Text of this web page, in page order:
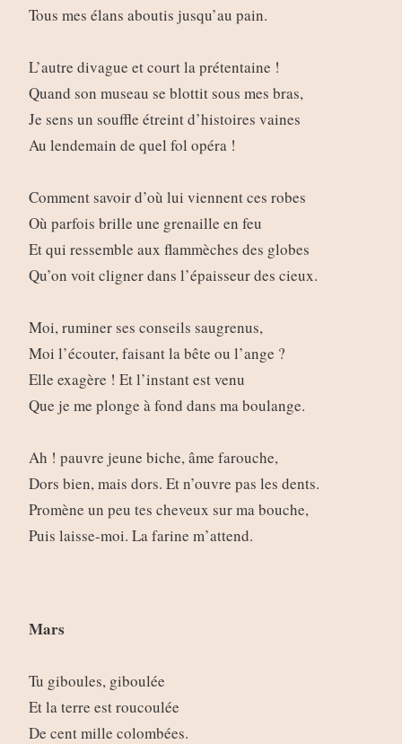
Tous mes élans aboutis jusqu’au pain.
L’autre divague et court la prétentaine !
Quand son museau se blottit sous mes bras,
Je sens un souffle étreint d’histoires vaines
Au lendemain de quel fol opéra !
Comment savoir d’où lui viennent ces robes
Où parfois brille une grenaille en feu
Et qui ressemble aux flammèches des globes
Qu’on voit cligner dans l’épaisseur des cieux.
Moi, ruminer ses conseils saugrenus,
Moi l’écouter, faisant la bête ou l’ange ?
Elle exagère ! Et l’instant est venu
Que je me plonge à fond dans ma boulange.
Ah ! pauvre jeune biche, âme farouche,
Dors bien, mais dors. Et n’ouvre pas les dents.
Promène un peu tes cheveux sur ma bouche,
Puis laisse-moi. La farine m’attend.
Mars
Tu giboules, giboulée
Et la terre est roucoulée
De cent mille colombées.